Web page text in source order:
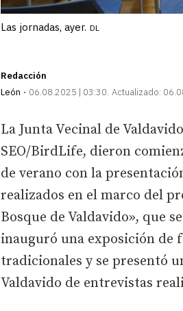
Las jornadas, ayer. DL
Redacción
León
06.08.2025 | 03:30 Actualizado:
La Junta Vecinal de
SEO/BirdLife, dieron
de verano con la
realizados en el marco del
Bosque de Valdavido», que
inauguró una exposición de
tradicionales y se presentó
Valdavido de entrevistas